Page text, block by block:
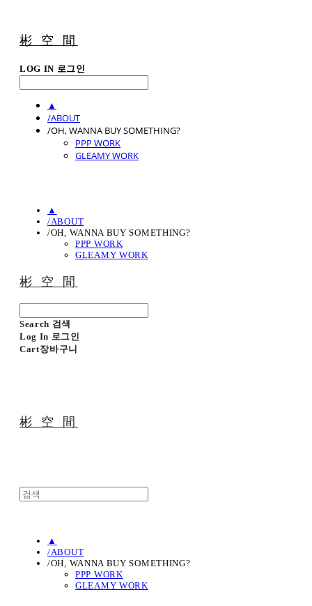
彬 空 間
LOG IN 로그인
▲
/ABOUT
/OH, WANNA BUY SOMETHING?
PPP WORK
GLEAMY WORK
▲
/ABOUT
/OH, WANNA BUY SOMETHING?
PPP WORK
GLEAMY WORK
彬 空 間
Search 검색
Log In 로그인
Cart장바구니
彬 空 間
▲
/ABOUT
/OH, WANNA BUY SOMETHING?
PPP WORK
GLEAMY WORK